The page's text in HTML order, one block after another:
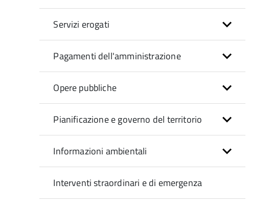
Servizi erogati
Pagamenti dell'amministrazione
Opere pubbliche
Pianificazione e governo del territorio
Informazioni ambientali
Interventi straordinari e di emergenza